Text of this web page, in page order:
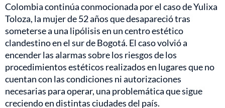
Colombia continúa conmocionada por el caso de Yulixa
Toloza, la mujer de 52 años que desapareció tras
someterse a una lipólisis en un centro estético
clandestino en el sur de Bogotá. El caso volvió a
encender las alarmas sobre los riesgos de los
procedimientos estéticos realizados en lugares que no
cuentan con las condiciones ni autorizaciones
necesarias para operar, una problemática que sigue
creciendo en distintas ciudades del país.